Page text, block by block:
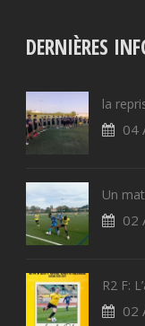
DERNIÈRES
la
04
Un
02
R2 F:
02